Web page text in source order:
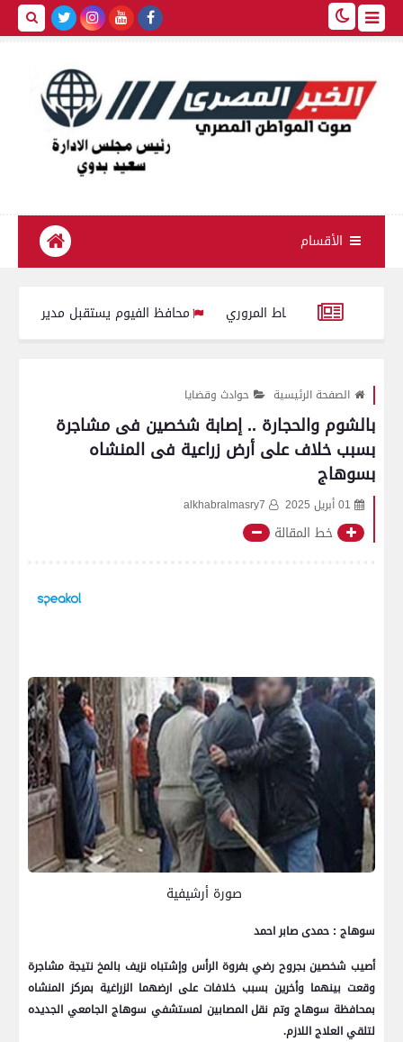
الأقسام
الانضباط المروري محافظ الفيوم يستقبل مدير مديرية التربية
الصفحة الرئيسية حوادث وقضايا
بالشوم والحجارة .. إصابة شخصين فى مشاجرة
بسبب خلاف على أرض زراعية فى المنشاه
بسوهاج
01 أبريل 2025 alkhabralmasry7
خط المقالة
صورة أرشيفية
سوهاج : حمدى صابر احمد
أصيب شخصين بجروح رضي بفروة الرأس وإشتباه نزيف بالمخ نتيجة مشاجرة
وقعت بينهما وأخرين بسبب خلافات على ارضهما الزراغية بمركز المنشاه
بمحافظة سوهاج وتم نقل المصابين لمستشفي سوهاج الجامعي الجديده
لتلقي العلاج اللازم.